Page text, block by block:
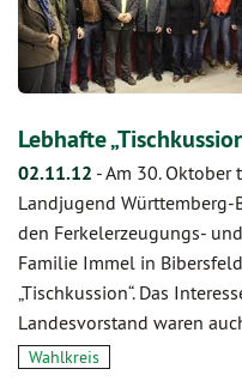
Lebhafte
02.11.12 -Am 30. Oktober
Landjugend Württemberg-
den Ferkelerzeugungs-
Familie Immel in
„Tischkussion“. Das
Landesvorstand waren
Wahlkreis